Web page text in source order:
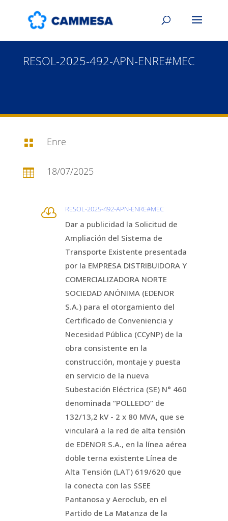
RESOL-2025-492-APN-ENRE#MEC
 Enre
 18/07/2025
 RESOL-2025-492-APN-ENRE#MEC
Dar a publicidad la Solicitud de
Ampliación del Sistema de
Transporte Existente presentada
por la EMPRESA DISTRIBUIDORA Y
COMERCIALIZADORA NORTE
SOCIEDAD ANÓNIMA (EDENOR
S.A.) para el otorgamiento del
Certificado de Conveniencia y
Necesidad Pública (CCyNP) de la
obra consistente en la
construcción, montaje y puesta
en servicio de la nueva
Subestación Eléctrica (SE) N° 460
denominada “POLLEDO” de
132/13,2 kV - 2 x 80 MVA, que se
vinculará a la red de alta tensión
de EDENOR S.A., en la línea aérea
doble terna existente Línea de
Alta Tensión (LAT) 619/620 que
la conecta con las SSEE
Pantanosa y Aeroclub, en el
Partido de La Matanza de la